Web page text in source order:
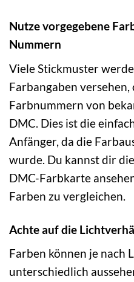
Nutze vorgegebene
Nummern
Viele Stickmuster
Farbangaben
Farbnummern von
DMC. Dies ist die
Anfänger, da die
wurde. Du kannst dir
DMC-Farbkarte
Farben zu vergleichen.
Achte auf die
Farben können je nach
unterschiedlich